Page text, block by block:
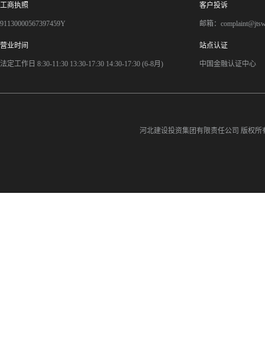
工商执照
91130000567397459Y
客户投诉
邮箱：
营业时间
法定工作日 8:30-11:30 13:30-17:30 14:30-17:30 (6-8月)
站点认证
中国金融认证中心
河北建设投资集团有限责任公司 版权所